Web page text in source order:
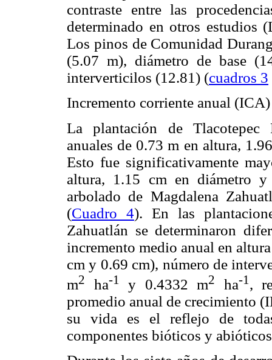
contraste entre las
determinado en otros estudios
Los pinos de Comunidad
(5.07 m), diámetro de base
interverticilos (12.81) (cuadros 3
Incremento corriente anual
La plantación de Tlacotepec
anuales de 0.73 m en altura,
Esto fue significativamente
altura, 1.15 cm en diámetro
arbolado de Magdalena
(Cuadro 4). En las
Zahuatlán se determinaron
incremento medio anual en
cm y 0.69 cm), número de
m2 ha-1 y 0.4332 m2 ha-1 ,
promedio anual de crecimiento
su vida es el reflejo de
componentes bióticos y